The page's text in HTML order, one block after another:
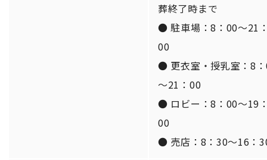
葬終了時まで
● 駐車場：8：00～21
00
● 更衣室・授乳室：8
～21：00
● ロビー：8：00～19
00
● 売店：8：30～16：